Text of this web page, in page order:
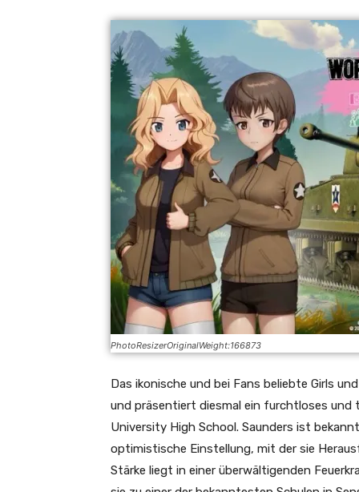
PhotoResizerOriginalWeight:166873
Das ikonische und bei Fans beliebte Girls
und präsentiert diesmal ein furchtloses und
University High School. Saunders ist
optimistische Einstellung, mit der sie
Stärke liegt in einer überwältigenden